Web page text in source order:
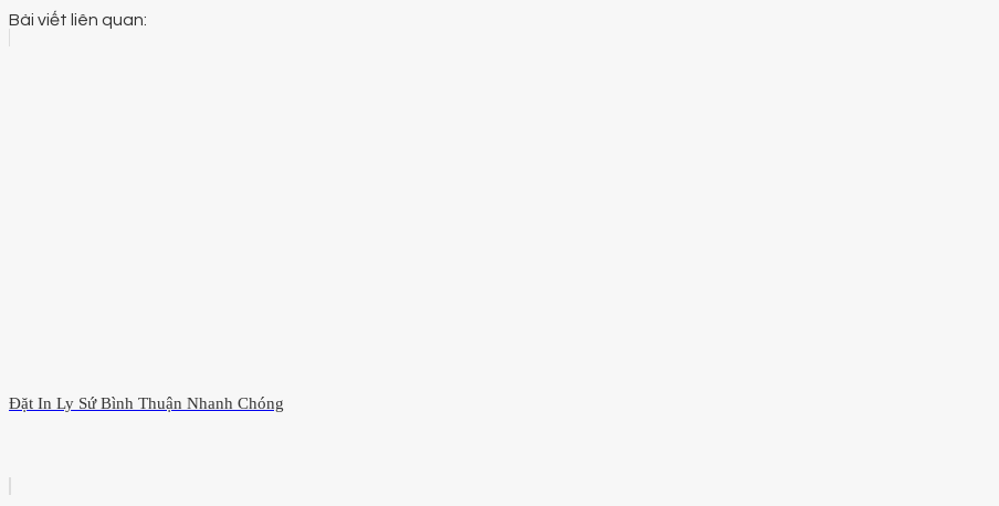
Bài viết liên quan:
Đặt In Ly Sứ Bình Thuận Nhanh Chóng